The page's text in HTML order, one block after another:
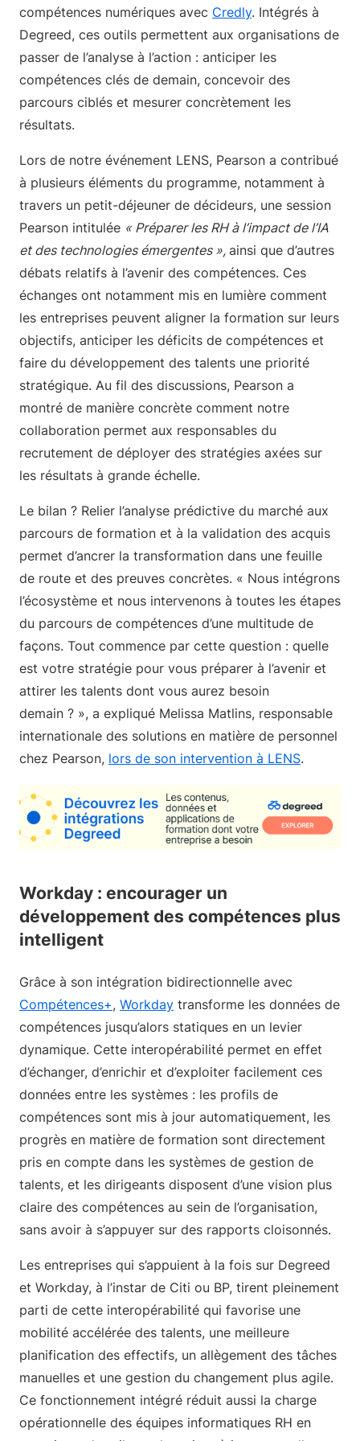
compétences numériques avec Credly. Intégrés à
Degreed, ces outils permettent aux organisations de
passer de l’analyse à l’action : anticiper les
compétences clés de demain, concevoir des
parcours ciblés et mesurer concrètement les
résultats.
Lors de notre événement LENS, Pearson a contribué
à plusieurs éléments du programme, notamment à
travers un petit-déjeuner de décideurs, une session
Pearson intitulée « Préparer les RH à l’impact de l’IA
et des technologies émergentes », ainsi que d’autres
débats relatifs à l’avenir des compétences. Ces
échanges ont notamment mis en lumière comment
les entreprises peuvent aligner la formation sur leurs
objectifs, anticiper les déficits de compétences et
faire du développement des talents une priorité
stratégique. Au fil des discussions, Pearson a
montré de manière concrète comment notre
collaboration permet aux responsables du
recrutement de déployer des stratégies axées sur
les résultats à grande échelle.
Le bilan ? Relier l’analyse prédictive du marché aux
parcours de formation et à la validation des acquis
permet d’ancrer la transformation dans une feuille
de route et des preuves concrètes. « Nous intégrons
l’écosystème et nous intervenons à toutes les étapes
du parcours de compétences d’une multitude de
façons. Tout commence par cette question : quelle
est votre stratégie pour vous préparer à l’avenir et
attirer les talents dont vous aurez besoin
demain ? », a expliqué Melissa Matlins, responsable
internationale des solutions en matière de personnel
chez Pearson, lors de son intervention à LENS.
Workday : encourager un
développement des compétences plus
intelligent
Grâce à son intégration bidirectionnelle avec
Compétences+, Workday transforme les données de
compétences jusqu’alors statiques en un levier
dynamique. Cette interopérabilité permet en effet
d’échanger, d’enrichir et d’exploiter facilement ces
données entre les systèmes : les profils de
compétences sont mis à jour automatiquement, les
progrès en matière de formation sont directement
pris en compte dans les systèmes de gestion de
talents, et les dirigeants disposent d’une vision plus
claire des compétences au sein de l’organisation,
sans avoir à s’appuyer sur des rapports cloisonnés.
Les entreprises qui s’appuient à la fois sur Degreed
et Workday, à l’instar de Citi ou BP, tirent pleinement
parti de cette interopérabilité qui favorise une
mobilité accélérée des talents, une meilleure
planification des effectifs, un allègement des tâches
manuelles et une gestion du changement plus agile.
Ce fonctionnement intégré réduit aussi la charge
opérationnelle des équipes informatiques RH en